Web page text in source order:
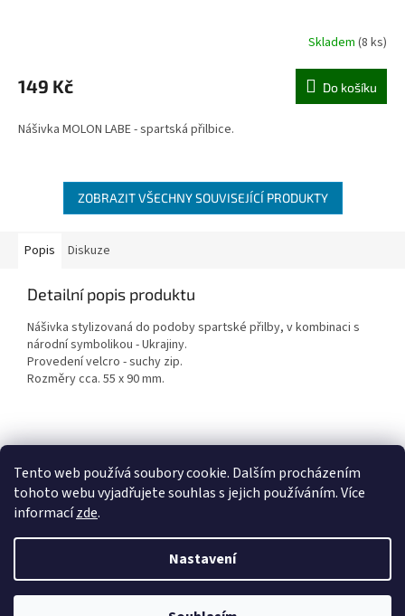
Tento web používá soubory cookie. Dalším procházením
tohoto webu vyjadřujete souhlas s jejich používáním. Více
informacízde.
Nastavení
Skladem (8 ks)
149 Kč Do košíku
Nášivka MOLON LABE - spartská přilbice.
ZOBRAZIT VŠECHNY SOUVISEJÍCÍ PRODUKTY
Popis Diskuze
Detailní popis produktu
Nášivka stylizovaná do podoby spartské přilby, v kombinaci s
národní symbolikou - Ukrajiny.
Provedení velcro - suchy zip.
Rozměry cca. 55 x 90 mm.
Z
Penzion RENSHOF - ubytování na Šumavě VZORNÝ VOJÁK
Vytvořil Shoptet